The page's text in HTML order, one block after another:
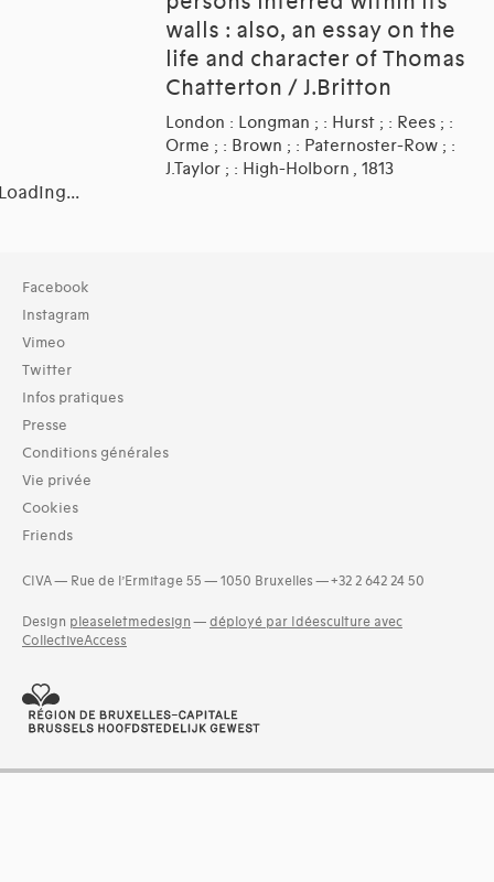
walls : also, an essay on the
life and character of Thomas
Chatterton / J.Britton
London : Longman ; : Hurst ; : Rees ; :
Orme ; : Brown ; : Paternoster-Row ; :
J.Taylor ; : High-Holborn , 1813
Collection
TOUT (10)
Bibliothèque (10)
Typologies documents
Livres (21)
1811 (2)
1812 (2)
1813 (5)
1818 (2)
1819 (6)
Facebook
Instagram
Vimeo
Twitter
Infos pratiques
Presse
Conditions générales
Vie privée
Cookies
Friends
CIVA — Rue de l’Ermitage 55 — 1050 Bruxelles — +32 2 642 24 50
Design pleaseletmedesign — déployé par Idéesculture avec
CollectiveAccess